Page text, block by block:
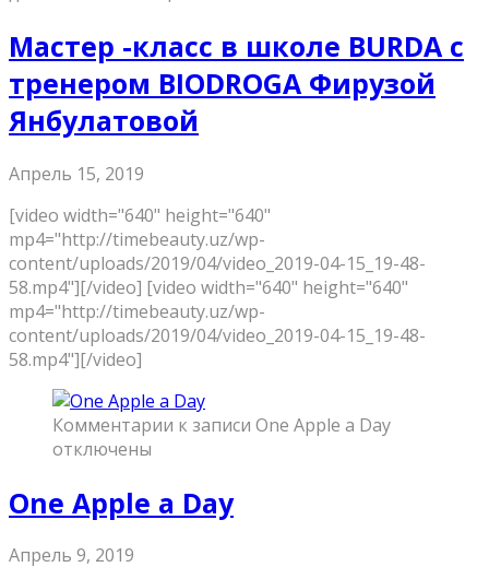
Мастер -класс в школе BURDA с
тренером BIODROGA Фирузой
Янбулатовой
Апрель 15, 2019
[video width="640" height="640"
mp4="http://timebeauty.uz/wp-
content/uploads/2019/04/video_2019-04-15_19-48-
58.mp4"][/video] [video width="640" height="640"
mp4="http://timebeauty.uz/wp-
content/uploads/2019/04/video_2019-04-15_19-48-
58.mp4"][/video]
Комментарии к записи One Apple a Day
отключены
One Apple a Day
Апрель 9, 2019